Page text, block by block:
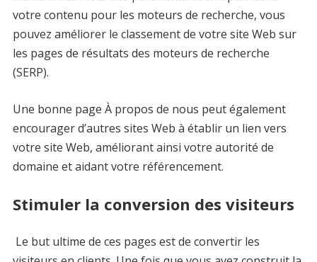
votre contenu pour les moteurs de recherche, vous
pouvez améliorer le classement de votre site Web sur
les pages de résultats des moteurs de recherche
(SERP).
Une bonne page À propos de nous peut également
encourager d’autres sites Web à établir un lien vers
votre site Web, améliorant ainsi votre autorité de
domaine et aidant votre référencement.
Stimuler la conversion des visiteurs
Le but ultime de ces pages est de convertir les